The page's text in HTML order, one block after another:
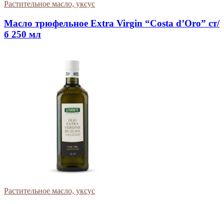
Растительное масло, уксус
Масло трюфельное Extra Virgin “Costa d’Oro” ст/
б 250 мл
Растительное масло, уксус